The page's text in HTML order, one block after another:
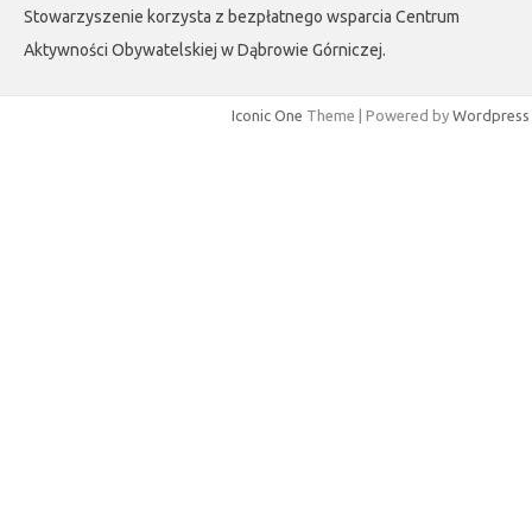
Stowarzyszenie korzysta z bezpłatnego wsparcia Centrum
Aktywności Obywatelskiej w Dąbrowie Górniczej.
Iconic One Theme | Powered by Wordpress